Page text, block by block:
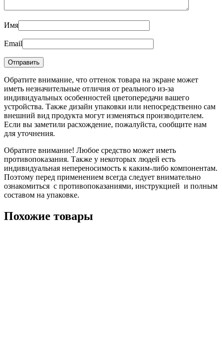
Имя
Email
Обратите внимание, что оттенок товара на экране может
иметь незначительные отличия от реального из-за
индивидуальных особенностей цветопередачи вашего
устройства. Также дизайн упаковки или непосредственно сам
внешний вид продукта могут изменяться производителем.
Если вы заметили расхождение, пожалуйста, сообщите нам
для уточнения.
Обратите внимание! Любое средство может иметь
противопоказания. Также у некоторых людей есть
индивидуальная непереносимость к каким-либо компонентам.
Поэтому перед применением всегда следует внимательно
ознакомиться с противопоказаниями, инструкцией и полным
составом на упаковке.
Похожие товары